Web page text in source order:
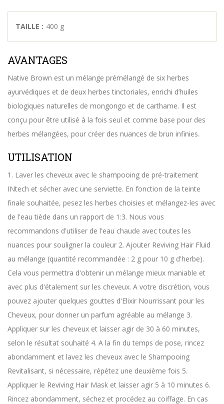
TAILLE : 400 g
AVANTAGES
Native Brown est un mélange prémélangé de six herbes
ayurvédiques et de deux herbes tinctoriales, enrichi d’huiles
biologiques naturelles de mongongo et de carthame. Il est
conçu pour être utilisé à la fois seul et comme base pour des
herbes mélangées, pour créer des nuances de brun infinies.
UTILISATION
1. Laver les cheveux avec le shampooing de pré-traitement
INtech et sécher avec une serviette. En fonction de la teinte
finale souhaitée, pesez les herbes choisies et mélangez-les avec
de l'eau tiède dans un rapport de 1:3. Nous vous
recommandons d'utiliser de l'eau chaude avec toutes les
nuances pour souligner la couleur 2. Ajouter Reviving Hair Fluid
au mélange (quantité recommandée : 2 g pour 10 g d'herbe).
Cela vous permettra d'obtenir un mélange mieux maniable et
avec plus d'étalement sur les cheveux. A votre discrétion, vous
pouvez ajouter quelques gouttes d'Elixir Nourrissant pour les
Cheveux, pour donner un parfum agréable au mélange 3.
Appliquer sur les cheveux et laisser agir de 30 à 60 minutes,
selon le résultat souhaité 4. A la fin du temps de pose, rincez
abondamment et lavez les cheveux avec le Shampooing
Revitalisant, si nécessaire, répétez une deuxième fois 5.
Appliquer le Reviving Hair Mask et laisser agir 5 à 10 minutes 6.
Rincez abondamment, séchez et procédez au coiffage. En cas